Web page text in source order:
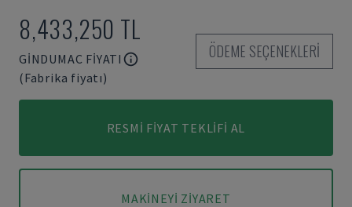
8,433,250 TL
GINDUMAC FIYATI
(Fabrika fiyatı)
ÖDEME SEÇENEKLERI
RESMI FIYAT TEKLIFI AL
MAKINEYI ZIYARET